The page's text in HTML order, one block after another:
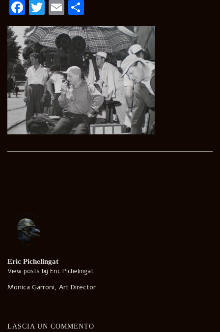
Facebook
Twitter
Email
Eric Pichelingat
View posts by Eric Pichelingat
Monica Garroni, Art Director
LASCIA UN COMMENTO